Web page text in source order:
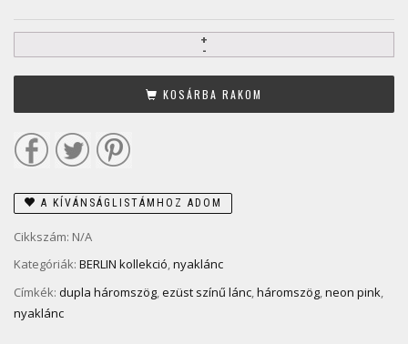
KOSÁRBA RAKOM
A KÍVÁNSÁGLISTÁMHOZ ADOM
Cikkszám: N/A
Kategóriák: BERLIN kollekció,nyaklánc
Címkék: dupla háromszög,ezüst színű lánc,háromszög,neon pink,
nyaklánc